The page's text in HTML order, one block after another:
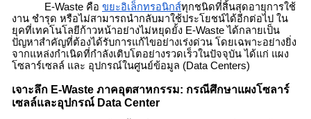
E-Waste คือ ขยะอิเล็กทรอนิกส์ทุกชนิดที่สิ้นสุดอายุการใช้
งาน ชำรุด หรือไม่สามารถนำกลับมาใช้ประโยชน์ได้อีกต่อไป ใน
ยุคที่เทคโนโลยีก้าวหน้าอย่างไม่หยุดยั้ง E-Wasteได้กลายเป็น
ปัญหาสำคัญที่ต้องได้รับการแก้ไขอย่างเร่งด่วน โดยเฉพาะอย่างยิ่ง
จากแหล่งกำเนิดที่กำลังเติบโตอย่างรวดเร็วในปัจจุบัน ได้แก่ แผง
โซลาร์เซลล์ และ อุปกรณ์ในศูนย์ข้อมูล (Data Centers)
เจาะลึก E-Waste ภาคอุตสาหกรรม: กรณีศึกษาแผงโซลาร์
เซลล์และอุปกรณ์ Data Center